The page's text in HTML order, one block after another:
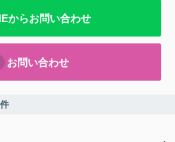
からお問い合わせ
お問い合わせ